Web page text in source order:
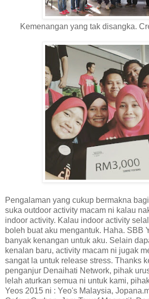
Kemenangan yang tak disangka.
Pengalaman yang cukup bermakna
suka outdoor activity macam ni kalau
indoor activity. Kalau indoor activity
boleh buat aku mengantuk. Haha. SBB
banyak kenangan untuk aku. Selain
kenalan baru, activity macam ni jugak
sangat la untuk release stress. Thanks
penganjur Denaihati Network, pihak
lelah aturkan semua ni untuk kami,
Yeos 2015 ni : Yeo's Malaysia,